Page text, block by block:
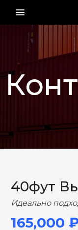
НАЗАД
40фут
Идеально
165,000